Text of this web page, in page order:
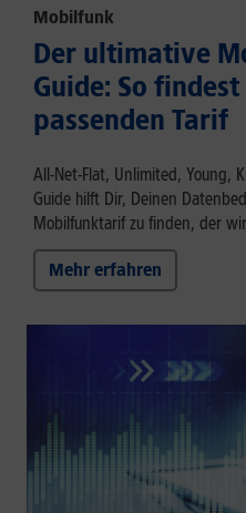
Mobilfunk
Der ultimative
Guide: So findest
passenden Tarif
All-Net-Flat, Unlimited, Young,
Guide hilft Dir, Deinen
Mobilfunktarif zu finden, der
Mehr erfahren